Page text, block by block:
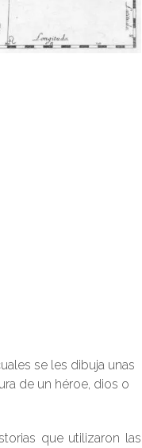
se les dibuja unas
de un héroe, dios o
que utilizaron las